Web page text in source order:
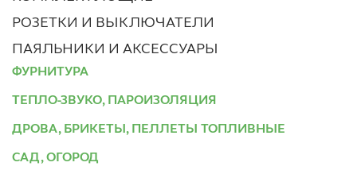
РОЗЕТКИ И ВЫКЛЮЧАТЕЛИ
ПАЯЛЬНИКИ И АКСЕССУАРЫ
ФУРНИТУРА
ТЕПЛО-ЗВУКО, ПАРОИЗОЛЯЦИЯ
ДРОВА, БРИКЕТЫ, ПЕЛЛЕТЫ ТОПЛИВНЫЕ
САД, ОГОРОД